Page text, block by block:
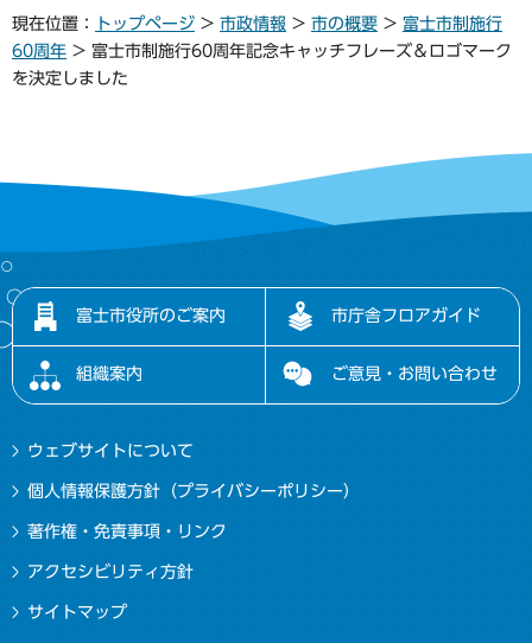
現在位置： トップページ > 市政情報 > 市の概要 > 富士市制施行
60周年 > 富士市制施行60周年記念キャッチフレーズ＆ロゴマーク
を決定しました
富士市役所のご案内 市庁舎フロアガイド
組織案内 ご意見・お問い合わせ
ウェブサイトについて
個人情報保護方針（プライバシーポリシー）
著作権・免責事項・リンク
アクセシビリティ方針
サイトマップ